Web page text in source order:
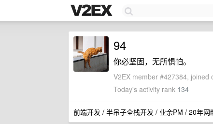
94
你必坚固，无所惧怕。
V2EX member #427384,
Today's activity rank 134
前端开发 / 半吊子全栈开发 / 业余PM / 20年